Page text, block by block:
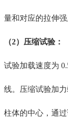
量和对应的拉伸
（2）压缩试验 ：
试验加载速度为
线。压缩试验加
柱体的中心，通